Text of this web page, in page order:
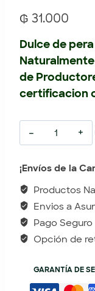
₲ 31.000
Dulce de
de
certificacion
¡Envíos de la
Productos
Envios a
Pago Seguro
Opción de
GARANTÍA DE